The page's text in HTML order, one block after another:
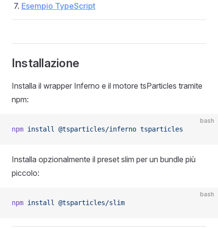
Esempio TypeScript
Installazione
Installa il wrapper Inferno e il motore tsParticles tramite
npm:
bash
npm install @tsparticles/inferno tsparticles
Installa opzionalmente il preset slim per un bundle più
piccolo:
bash
npm install @tsparticles/slim